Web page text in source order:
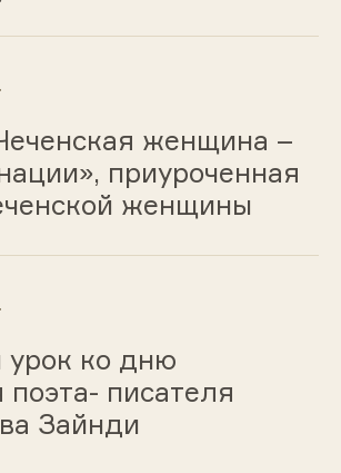
женщина –
приуроченная
женщины
урок ко дню
писателя
Зайнди